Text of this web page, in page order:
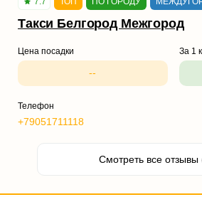
Такси Белгород Межгород
Цена посадки
--
За 1
Телефон
+79051711118
Смотреть все отзывы